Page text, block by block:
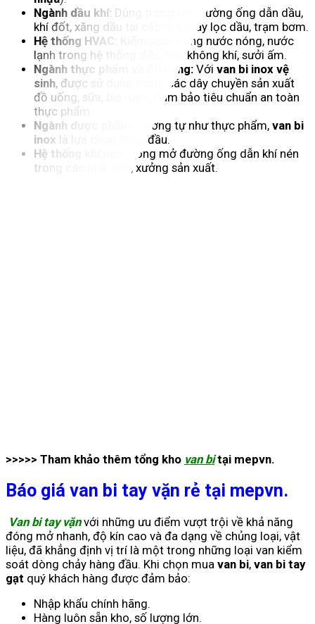
Ngành dầu khí: Dùng trong các đường ống dẫn dầu,
khí đốt, xăng dầu tại các nhà máy lọc dầu, trạm bơm.
Hệ thống HVAC:
Kiểm soát dòng nước nóng, nước
lạnh trong hệ thống điều hòa không khí, sưởi ấm.
Ngành thực phẩm và đồ uống: Với van bi inox vệ
sinh, được sử dụng trong các dây chuyền sản xuất
đồ uống, sữa, bia rượu, đảm bảo tiêu chuẩn an toàn
thực phẩm.
Ngành dược phẩm:
Tương tự như thực phẩm, van bi
inox là lựa chọn hàng đầu.
Hệ thống khí nén:
Đóng mở đường ống dẫn khí nén
trong các nhà máy, xưởng sản xuất.
>>>>> Tham khảo thêm tổng kho van bitại mepvn.
Báo giá van bi tay vặn rẻ tại mepvn.
Van bi tay vặnvới những ưu điểm vượt trội về khả năng
đóng mở nhanh, độ kín cao và đa dạng về chủng loại, vật
liệu, đã khẳng định vị trí là một trong những loại van kiểm
soát dòng chảy hàng đầu. Khi chọn mua van bi, van bi tay
gạt quý khách hàng được đảm bảo:
Nhập khẩu chính hãng.
Hàng luôn sẵn kho, số lượng lớn.